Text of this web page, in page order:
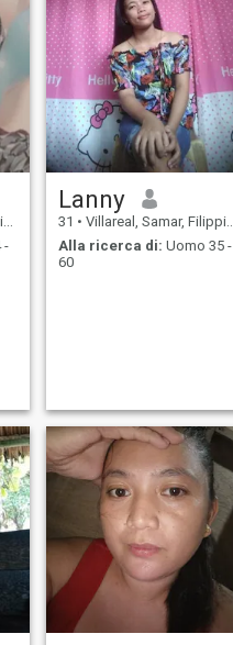
-
Lanny
31 • Villareal, Samar, Filippine
Alla ricerca di: Uomo 35 -
60